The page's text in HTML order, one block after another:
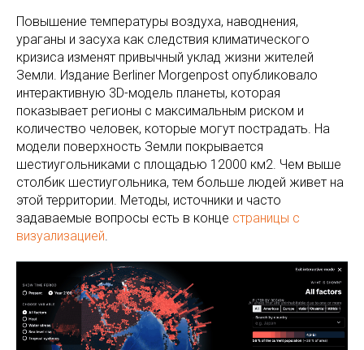
Повышение температуры воздуха, наводнения,
ураганы и засуха как следствия климатического
кризиса изменят привычный уклад жизни жителей
Земли. Издание Berliner Morgenpost опубликовало
интерактивную 3D-модель планеты, которая
показывает регионы с максимальным риском и
количество человек, которые могут пострадать. На
модели поверхность Земли покрывается
шестиугольниками с площадью 12000 км2. Чем выше
столбик шестиугольника, тем больше людей живет на
этой территории. Методы, источники и часто
задаваемые вопросы есть в конце страницы с
визуализацией.